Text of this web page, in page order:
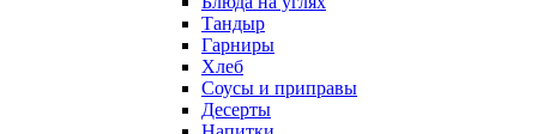
Тандыр
Гарниры
Хлеб
Соусы и приправы
Десерты